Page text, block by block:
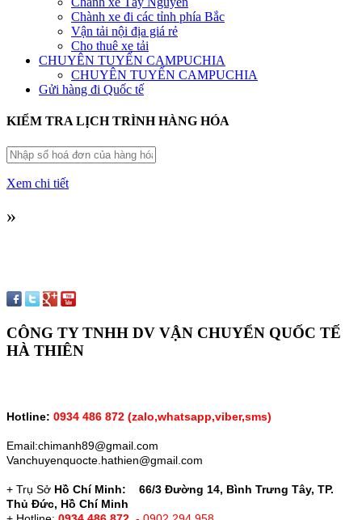
Chành xe đi các tỉnh phía Bắc
Vận tải nội địa giá rẻ
Cho thuê xe tải
CHUYÊN TUYẾN CAMPUCHIA
CHUYÊN TUYẾN CAMPUCHIA
Gửi hàng đi Quốc tế
KIỂM TRA LỊCH TRÌNH HÀNG HÓA
Xem chi tiết
»
CÔNG TY TNHH DV VẬN CHUYỂN QUỐC TẾ
HÀ THIÊN
Hotline: 0934 486 872 (zalo,whatsapp,vỉber,sms)
Email:chimanh89@gmail.com
Vanchuyenquocte.hathien@gmail.com
+ Trụ Sở Hồ Chí Minh: 66/3 Đường 14, Bình Trưng Tây, TP.
Thủ Đức, Hồ Chí Minh